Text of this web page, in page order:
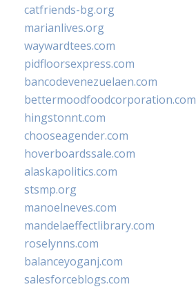
catfriends-bg.org
marianlives.org
waywardtees.com
pidfloorsexpress.com
bancodevenezuelaen.com
bettermoodfoodcorporation.com
hingstonnt.com
chooseagender.com
hoverboardssale.com
alaskapolitics.com
stsmp.org
manoelneves.com
mandelaeffectlibrary.com
roselynns.com
balanceyoganj.com
salesforceblogs.com